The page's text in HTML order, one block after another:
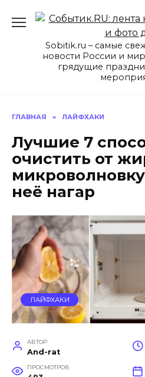
Sobitik.ru – самые
новости России и
грядущие
ГЛАВНАЯ » ЛАЙФХАКИ
Лучшие 7
очистить от
неё нагар
ЛАЙФХАКИ
АВТОР
And-rat
ПРОСМОТРОВ